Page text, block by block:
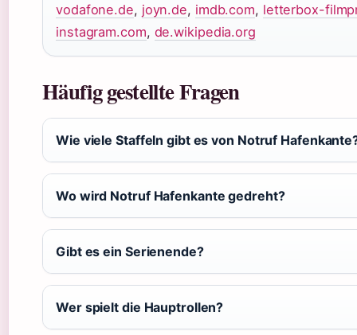
vodafone.de, joyn.de, imdb.com, letterbox-
instagram.com, de.wikipedia.org
Häufig gestellte Fragen
Wie viele Staffeln gibt es von Notruf
Wo wird Notruf Hafenkante gedreht?
Gibt es ein Serienende?
Wer spielt die Hauptrollen?